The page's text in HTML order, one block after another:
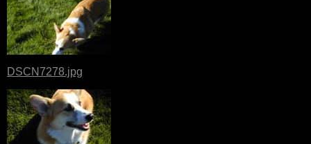
DSCN7278.jpg